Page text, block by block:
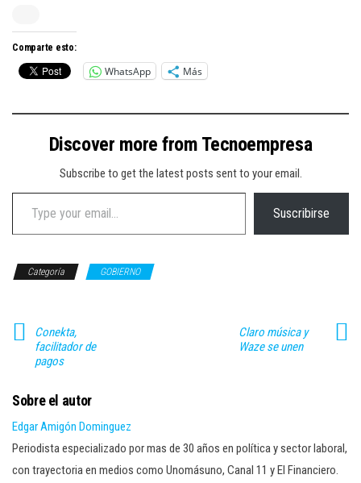
Comparte esto:
WhatsApp Más
Discover more from Tecnoempresa
Subscribe to get the latest posts sent to your email.
Type your email…
Suscribirse
Categoría GOBIERNO
Conekta,
facilitador de
pagos
Claro música y
Waze se unen
Sobre el autor
Edgar Amigón Dominguez
Periodista especializado por mas de 30 años en política y sector laboral,
con trayectoria en medios como Unomásuno, Canal 11 y El Financiero.